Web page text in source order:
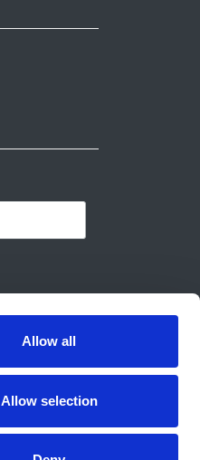
Allow all
Allow selection